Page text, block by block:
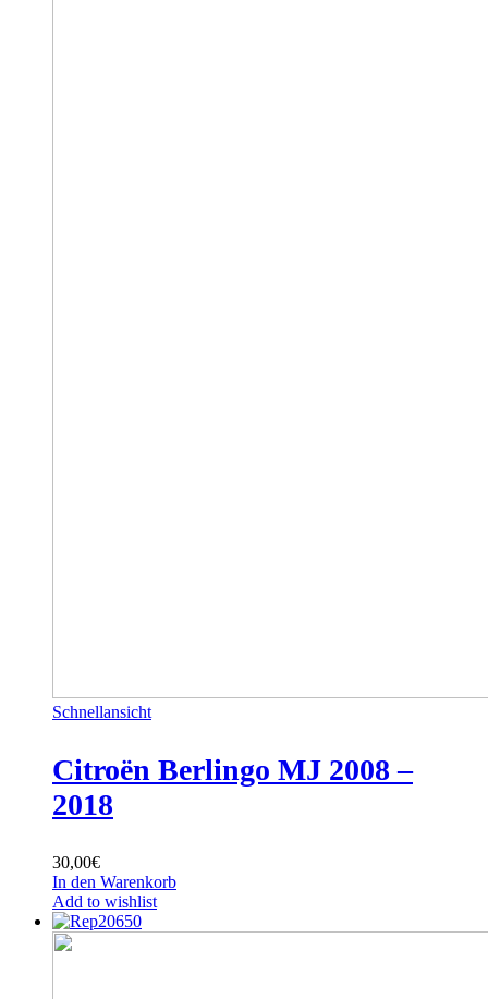
Schnellansicht
Citroën Berlingo MJ 2008 –
2018
30,00€
In den Warenkorb
Add to wishlist